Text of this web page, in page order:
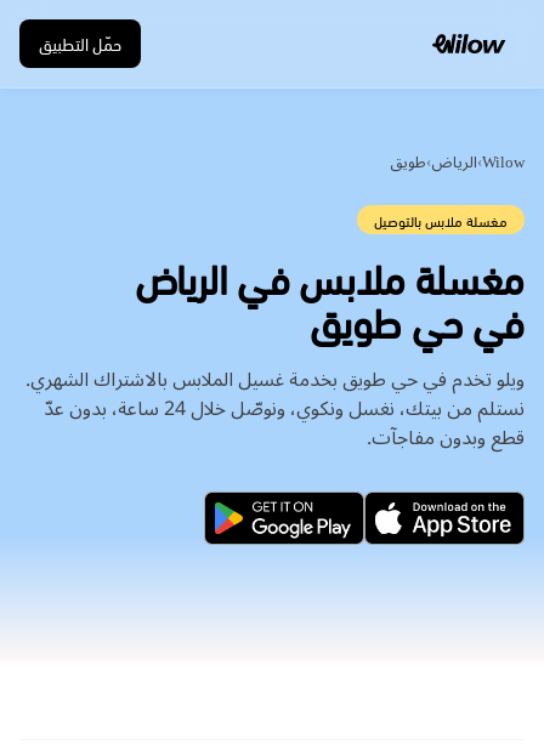
حمّل التطبيق
Wilow
›الرياض›طويق
مغسلة ملابس بالتوصيل
في حي طويق
ويلو تخدم في حي طويق بخدمة غسيل الملابس بالاشتراك الشهري.
نستلم من بيتك، نغسل ونكوي، ونوصّل خلال 24 ساعة، بدون عدّ
قطع وبدون مفاجآت.